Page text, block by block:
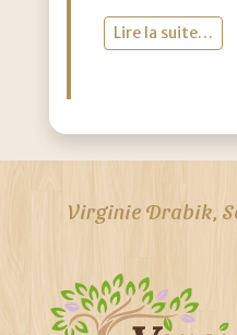
Lire la suite…
Virginie Drabik,